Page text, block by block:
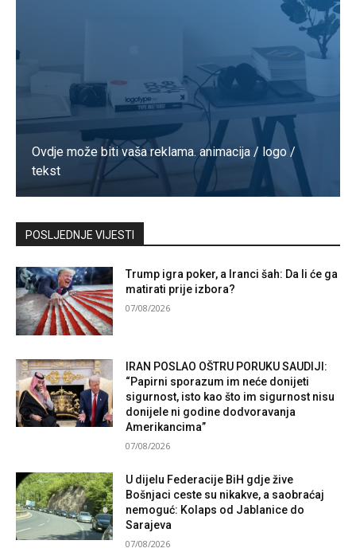
Ovdje može biti vaša reklama. animacija / logo /
tekst
Kontaktirajte nas
POSLJEDNJE VIJESTI
Trump igra poker, a Iranci šah: Da li će ga
matirati prije izbora?
07/08/2026
IRAN POSLAO OŠTRU PORUKU SAUDIJI:
“Papirni sporazum im neće donijeti
sigurnost, isto kao što im sigurnost nisu
donijele ni godine dodvoravanja
Amerikancima”
07/08/2026
U dijelu Federacije BiH gdje žive
Bošnjaci ceste su nikakve, a saobraćaj
nemoguć: Kolaps od Jablanice do
Sarajeva
07/08/2026